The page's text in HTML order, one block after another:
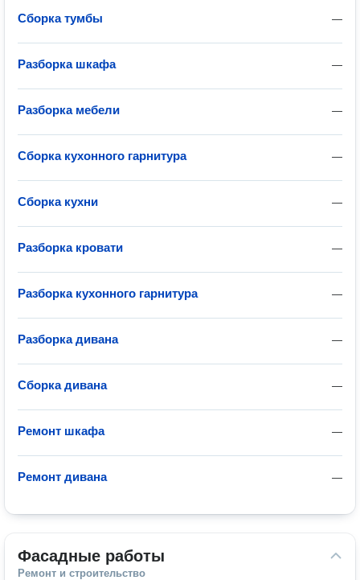
—
Сборка тумбы
—
Разборка шкафа
—
Разборка мебели
—
Сборка кухонного гарнитура
—
Сборка кухни
—
Разборка кровати
—
Разборка кухонного гарнитура
—
Разборка дивана
—
Сборка дивана
—
Ремонт шкафа
—
Ремонт дивана
Фасадные работы
Ремонт и строительство